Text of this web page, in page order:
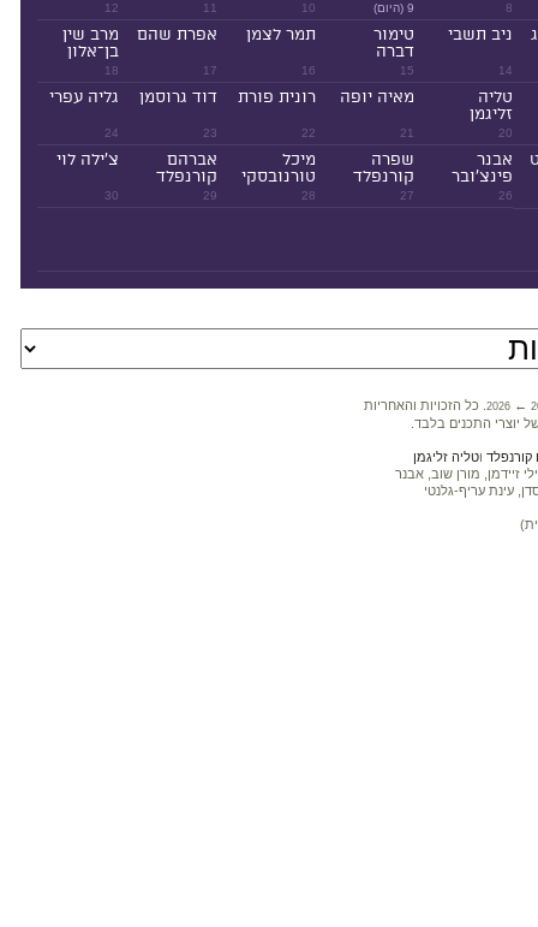
8 9 (היום) 10
11
12
14
ניב תשבי
15
טימור
דברה
16
תמר לצמן
17
אפרת שהם
18
מרב שין
בן־אלון
20
טליה
זליגמן
21
מאיה יופה
22
רונית פורת
23
דוד גרוסמן
24
גליה עפרי
26
אבנר
פינצ'ובר
27
שפרה
קורנפלד
28
מיכל
טורנובסקי
29
אברהם
קורנפלד
30
צ'ילה לוי
2026 ←
. כל הזכויות והאחריות
יוצרי התכנים בלבד.
וטליה זליגמן
זיידמן, מורן שוב, אבנר
עינת עריף-גלנטי